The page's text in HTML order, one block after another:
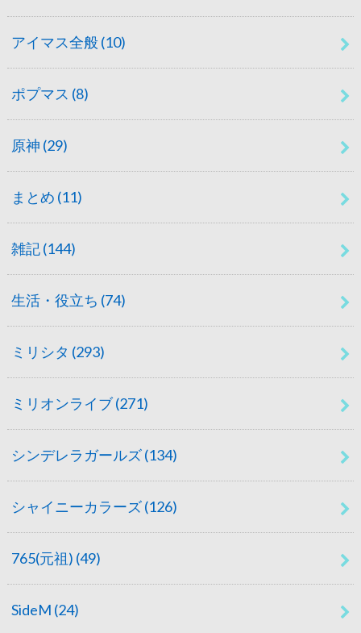
アイマス全般 (10)
ポプマス (8)
原神 (29)
まとめ (11)
雑記(144)
生活・役立ち (74)
ミリシタ (293)
ミリオンライブ(271)
シンデレラガールズ(134)
シャイニーカラーズ(126)
765(元祖) (49)
SideM (24)